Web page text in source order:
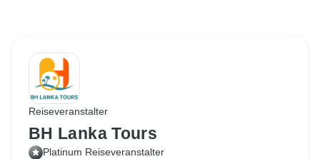
Reiseveranstalter
BH Lanka Tours
Platinum Reiseveranstalter